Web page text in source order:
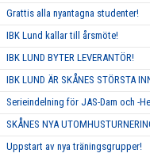
Grattis alla nyantagna studenter!
IBK Lund kallar till årsmöte!
IBK LUND BYTER LEVERANTÖR!
IBK LUND ÄR SKÅNES STÖRSTA
Serieindelning för JAS-Dam och -
SKÅNES NYA
Uppstart av nya träningsgrupper!